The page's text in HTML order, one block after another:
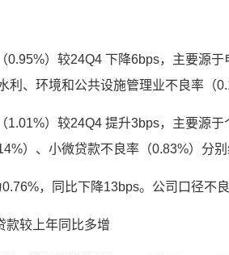
0.95%）较24Q4 下降6bps，主要源
利、环境和公共设施管理业不良率（
1.01%）较24Q4 提升3bps，主要源
）、小微贷款不良率（0.83%）分
，同比下降13bps。公司口径不
款较上年同比多增